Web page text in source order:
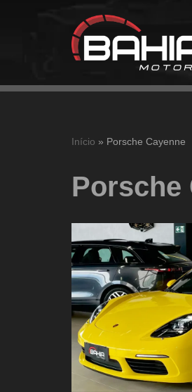
Início » Porsche Cayenne
Porsche